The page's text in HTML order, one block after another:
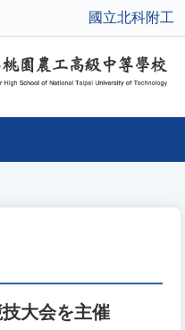
國立北科附工
大会を主催